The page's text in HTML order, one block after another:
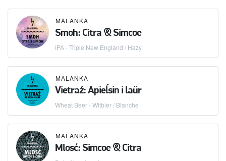
MALANKA
Smoh: Citra & Simcoe
IPA - Triple New England / Hazy
MALANKA
Vietraź: Apieĺsin i laŭr
Wheat Beer - Witbier / Blanche
MALANKA
Mlosć: Simcoe & Citra